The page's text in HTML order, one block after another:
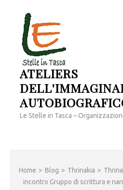
contenuto
(premi
invio)
ATELIERS
Le Stelle in Tasca –
Home > Blog > Thrinakia >
incontro Gruppo di scrittura e